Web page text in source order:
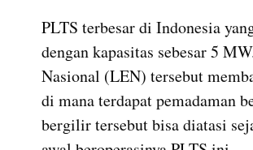
PLTS terbesar di Indonesia
dengan kapasitas sebesar 5
Nasional (LEN) tersebut
di mana terdapat pemadaman
bergilir tersebut bisa diatasi